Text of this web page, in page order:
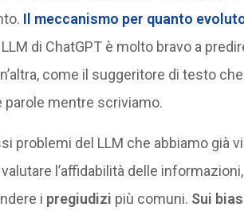
Il meccanismo per quanto
di ChatGPT è molto bravo a
come il suggeritore di testo
mentre scriviamo.
problemi del LLM che abbiamo già
l’affidabilità delle
i pregiudizi più comuni. Sui